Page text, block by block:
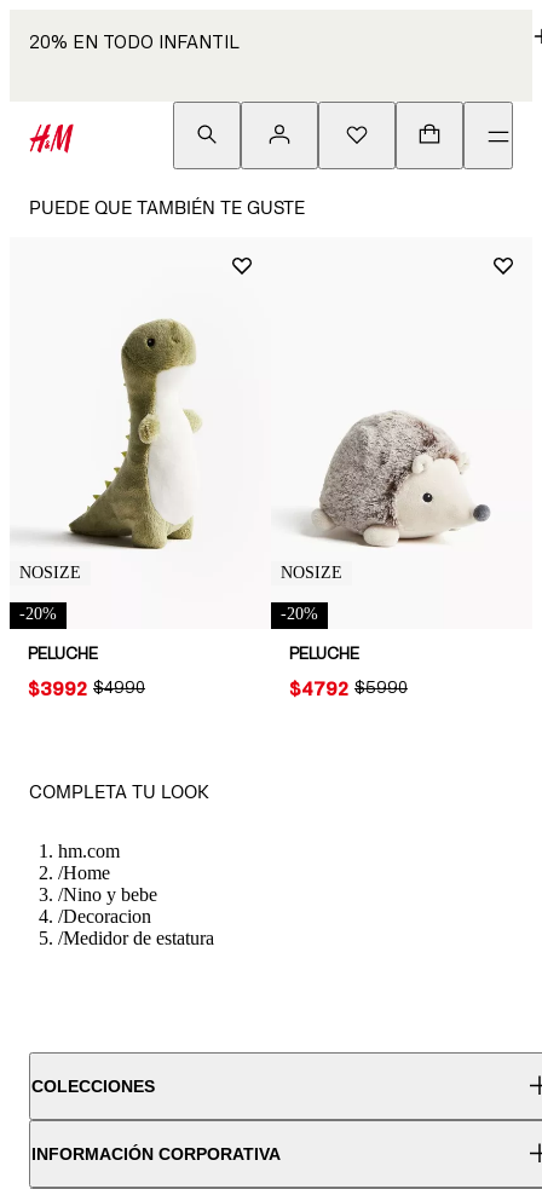
20% EN TODO INFANTIL
PUEDE QUE TAMBIÉN TE GUSTE
NOSIZE
-20%
PELUCHE
ORIGINAL PRICE:
$4990
PRICE:
$3992
NOSIZE
-20%
PELUCHE
ORIGINAL PRICE:
$5990
PRICE:
$4792
COMPLETA TU LOOK
hm.com
/Home
/Nino y bebe
/Decoracion
/Medidor de estatura
COLECCIONES
INFORMACIÓN CORPORATIVA